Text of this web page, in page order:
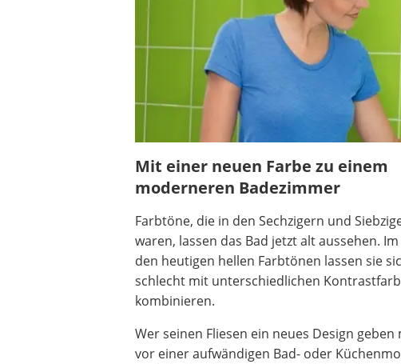
Digitale Zeitschaltuhr
Paketbriefkasten
Fensterkontaktschalter
Video-Türsprechanlage
Mit einer neuen Farbe zu einem
moderneren Badezimmer
Farbtöne, die in den Sechzigern und
waren, lassen das Bad jetzt alt aussehen. Im
den heutigen hellen Farbtönen lassen sie
schlecht mit unterschiedlichen
kombinieren.
Wer seinen Fliesen ein neues Design
vor einer aufwändigen Bad- oder